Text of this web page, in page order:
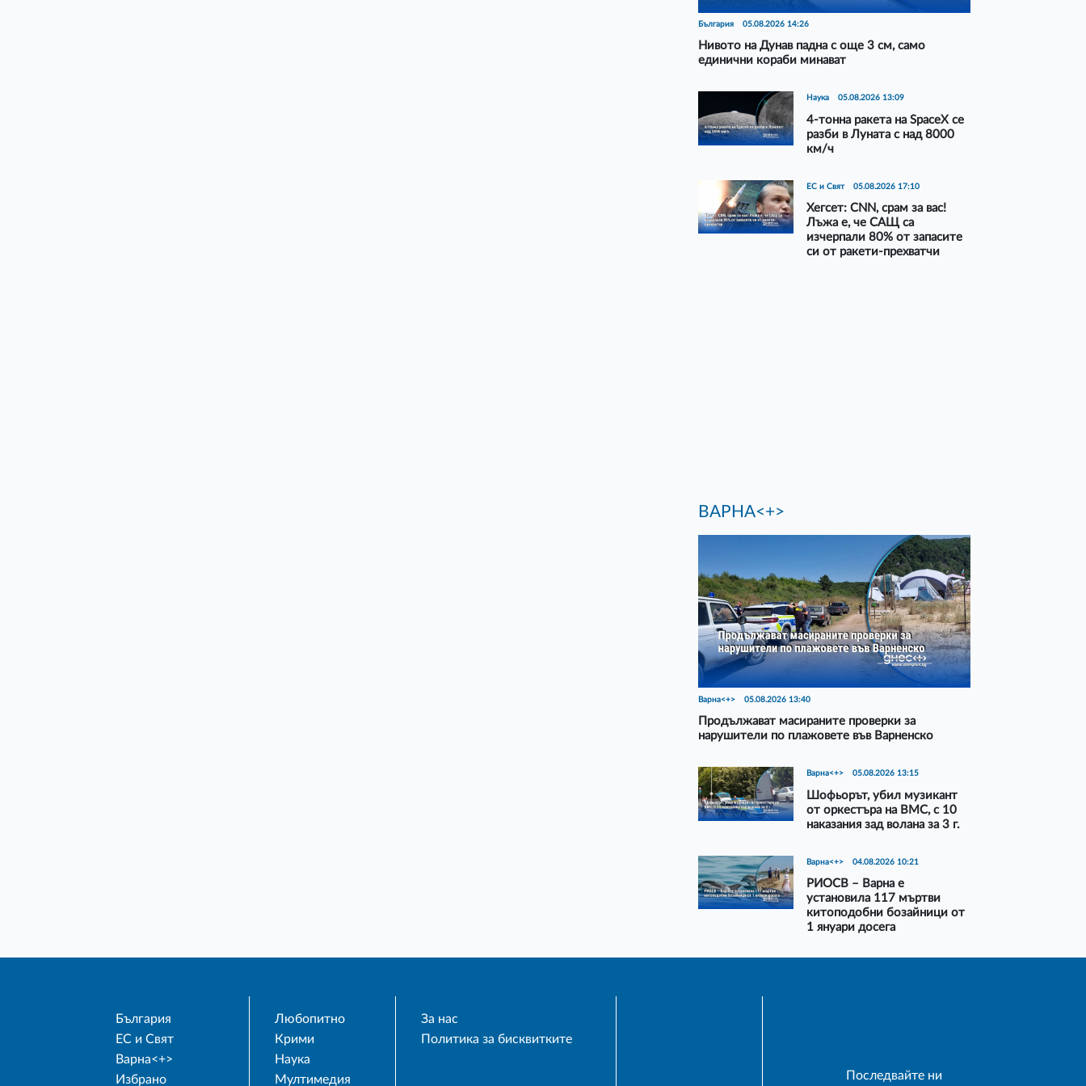
България 05.08.2026 14:26
Нивото на Дунав падна с още 3 см, само
единични кораби минават
Наука 05.08.2026 13:09
4-тонна ракета на SpaceX се
разби в Луната с над 8000
км/ч
ЕС и Свят 05.08.2026 17:10
Хегсет: CNN, срам за вас!
Лъжа е, че САЩ са
изчерпали 80% от запасите
си от ракети-прехватчи
ВАРНА<+>
Варна<+> 05.08.2026 13:40
Продължават масираните проверки за
нарушители по плажовете във Варненско
Варна<+> 05.08.2026 13:15
Шофьорът, убил музикант
от оркестъра на ВМС, с 10
наказания зад волана за 3 г.
Варна<+> 04.08.2026 10:21
РИОСВ – Варна е
установила 117 мъртви
китоподобни бозайници от
1 януари досега
България
ЕС и Свят
Варна<+>
Избрано
Любопитно
Крими
Наука
Мултимедия
За нас
Политика за бисквитките
Последвайте ни